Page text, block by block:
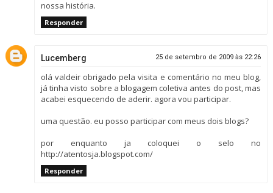
nossa história.
Responder
Lucemberg 25 de setembro de 2009 às 22:26
olá valdeir obrigado pela visita e comentário no meu blog,
já tinha visto sobre a blogagem coletiva antes do post, mas
acabei esquecendo de aderir. agora vou participar.
uma questão. eu posso participar com meus dois blogs?
por enquanto ja coloquei o selo no
http://atentosja.blogspot.com/
Responder